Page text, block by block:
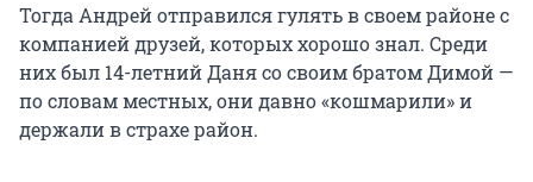
Тогда Андрей отправился гулять в своем районе с
компанией друзей, которых хорошо знал. Среди
них был 14-летний Даня со своим братом Димой —
по словам местных, они давно «кошмарили» и
держали в страхе район.